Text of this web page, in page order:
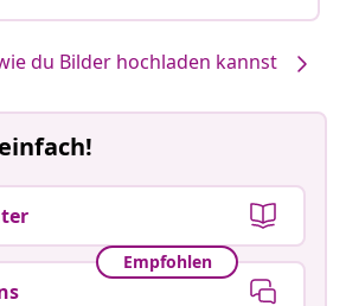
du Bilder hochladen kannst
Empfohlen